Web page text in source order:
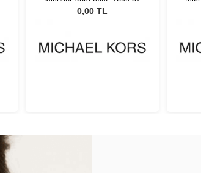
0,00 TL